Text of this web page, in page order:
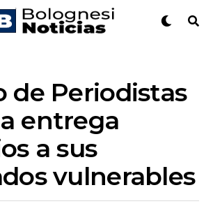
de Periodistas
entrega
a sus
vulnerables